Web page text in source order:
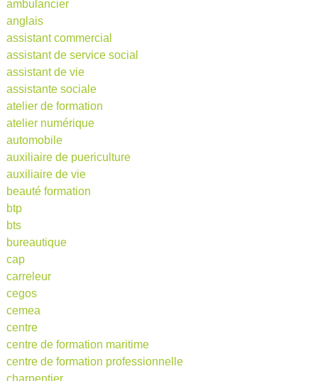
ambulancier
anglais
assistant commercial
assistant de service social
assistant de vie
assistante sociale
atelier de formation
atelier numérique
automobile
auxiliaire de puericulture
auxiliaire de vie
beauté formation
btp
bts
bureautique
cap
carreleur
cegos
cemea
centre
centre de formation maritime
centre de formation professionnelle